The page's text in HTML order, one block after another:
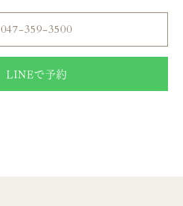
047-359-3500
LINEで予約